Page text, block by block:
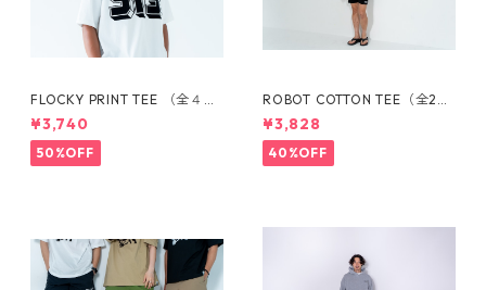
FLOCKY PRINT TEE （全４カ
ラー）1660301005
¥3,740
50%OFF
ROBOT COTTON TEE（全2カ
ラー）1720301207
¥3,828
40%OFF